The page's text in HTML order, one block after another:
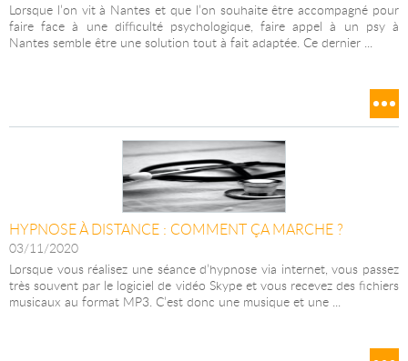
Lorsque l’on vit à Nantes et que l’on souhaite être accompagné pour
faire face à une difficulté psychologique, faire appel à un psy à
Nantes semble être une solution tout à fait adaptée. Ce dernier ...
HYPNOSE À DISTANCE : COMMENT ÇA MARCHE ?
03/11/2020
Lorsque vous réalisez une séance d’hypnose via internet, vous passez
très souvent par le logiciel de vidéo Skype et vous recevez des fichiers
musicaux au format MP3. C’est donc une musique et une ...